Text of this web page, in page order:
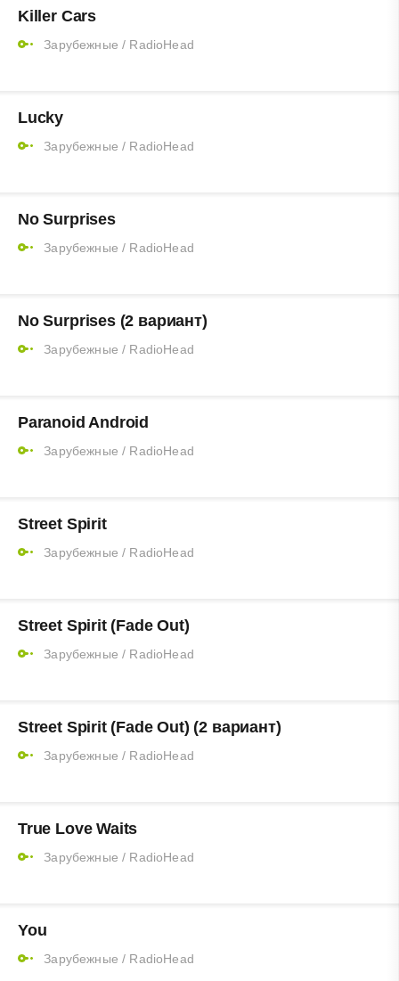
Killer Cars
Зарубежные / RadioHead
Lucky
Зарубежные / RadioHead
No Surprises
Зарубежные / RadioHead
No Surprises (2 вариант)
Зарубежные / RadioHead
Paranoid Android
Зарубежные / RadioHead
Street Spirit
Зарубежные / RadioHead
Street Spirit (Fade Out)
Зарубежные / RadioHead
Street Spirit (Fade Out) (2 вариант)
Зарубежные / RadioHead
True Love Waits
Зарубежные / RadioHead
You
Зарубежные / RadioHead